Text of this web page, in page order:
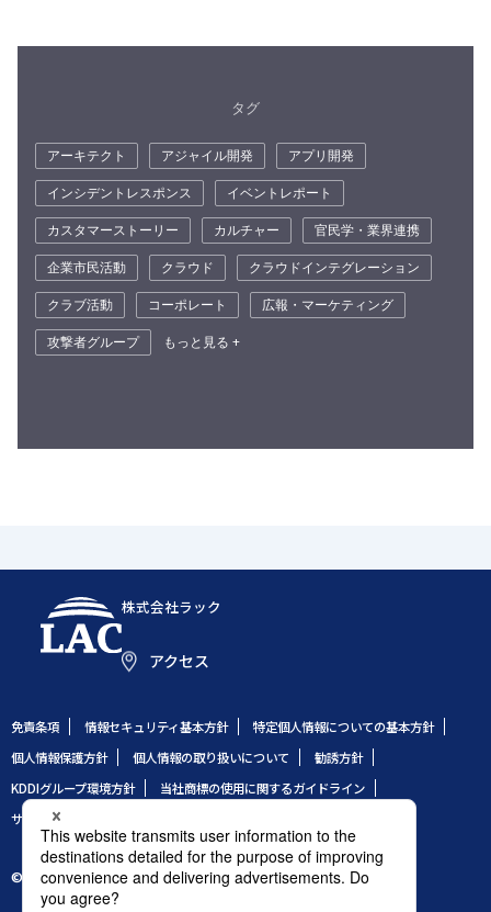
タグ
アーキテクト アジャイル開発
アプリ開発
インシデントレスポンス
イベントレポート
カスタマーストーリー
カルチャー
官民学・業界連携
企業市民活動
クラウド
クラウドインテグレーション
クラブ活動
コーポレート
広報・マーケティング
攻撃者グループ
もっと見る +
株式会社ラック
アクセス
免責条項 情報セキュリティ基本方針
特定個人情報についての基本方針
個人情報保護方針
個人情報の取り扱いについて
勧誘方針
KDDIグループ環境方針
当社商標の使用に関するガイドライン
サイトのご利用条件
© 1995 LAC Co., Ltd.